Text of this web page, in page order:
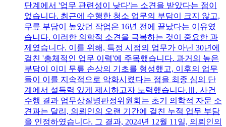
단계에서 '업무 관련성이 낮다'는 소견을 받았다는 점이
었습니다. 최근에 수행한 청소 업무의 부담이 크지 않고,
무릎 부담이 높았던 작업은 16년 전에 끝났다는 이유였
습니다. 이러한 의학적 소견을 극복하는 것이 중요한 과
제였습니다. 이를 위해, 특정 시점의 업무가 아닌 30년에
걸친 '총체적인 업무 이력'에 주목했습니다. 과거의 높은
부담이 이미 무릎 손상의 기초를 형성했고, 이후의 업무
들이 이를 지속적으로 악화시켰다는 점을 최종 심의 단
계에서 설득력 있게 제시하고자 노력했습니다.Ⅲ. 사건
수행 결과 업무상질병판정위원회는 초기 의학적 자문 소
견과는 달리, 의뢰인의 오랜 기간에 걸친 누적 업무 부담
을 인정하였습니다. 그 결과, 2024년 12월 11일, 의뢰인의